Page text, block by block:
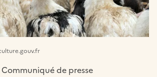
Communiqué de presse